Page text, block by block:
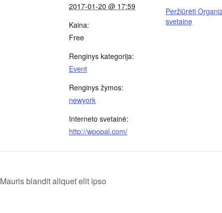
2017-01-20 @ 17:59
Kaina:
Free
Renginys kategorija:
Event
Renginys žymos:
newyork
Interneto svetainė:
http://wpopal.com/
Peržiūrėti
svetainę
Mauris blandit aliquet elit ipso